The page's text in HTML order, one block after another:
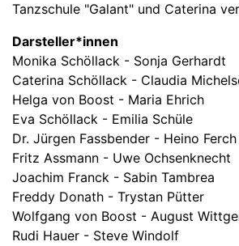
Tanzschule "Galant" und Caterina
Darsteller*innen
Monika Schöllack - Sonja Gerhardt
Caterina Schöllack - Claudia
Helga von Boost - Maria Ehrich
Eva Schöllack - Emilia Schüle
Dr. Jürgen Fassbender - Heino Ferch
Fritz Assmann - Uwe Ochsenknecht
Joachim Franck - Sabin Tambrea
Freddy Donath - Trystan Pütter
Wolfgang von Boost - August
Rudi Hauer - Steve Windolf